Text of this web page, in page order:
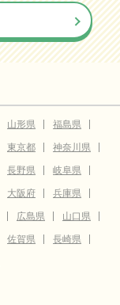
山形県
福島県
東京都
神奈川県
長野県
岐阜県
大阪府
兵庫県
広島県
山口県
佐賀県
長崎県